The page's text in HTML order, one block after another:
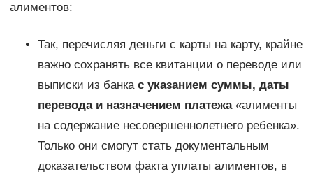
алиментов:
Так, перечисляя деньги с карты на карту, крайне
важно сохранять все квитанции о переводе или
выписки из банка с указанием суммы, даты
перевода и назначением платежа«алименты
на содержание несовершеннолетнего ребенка».
Только они смогут стать документальным
доказательством факта уплаты алиментов, в